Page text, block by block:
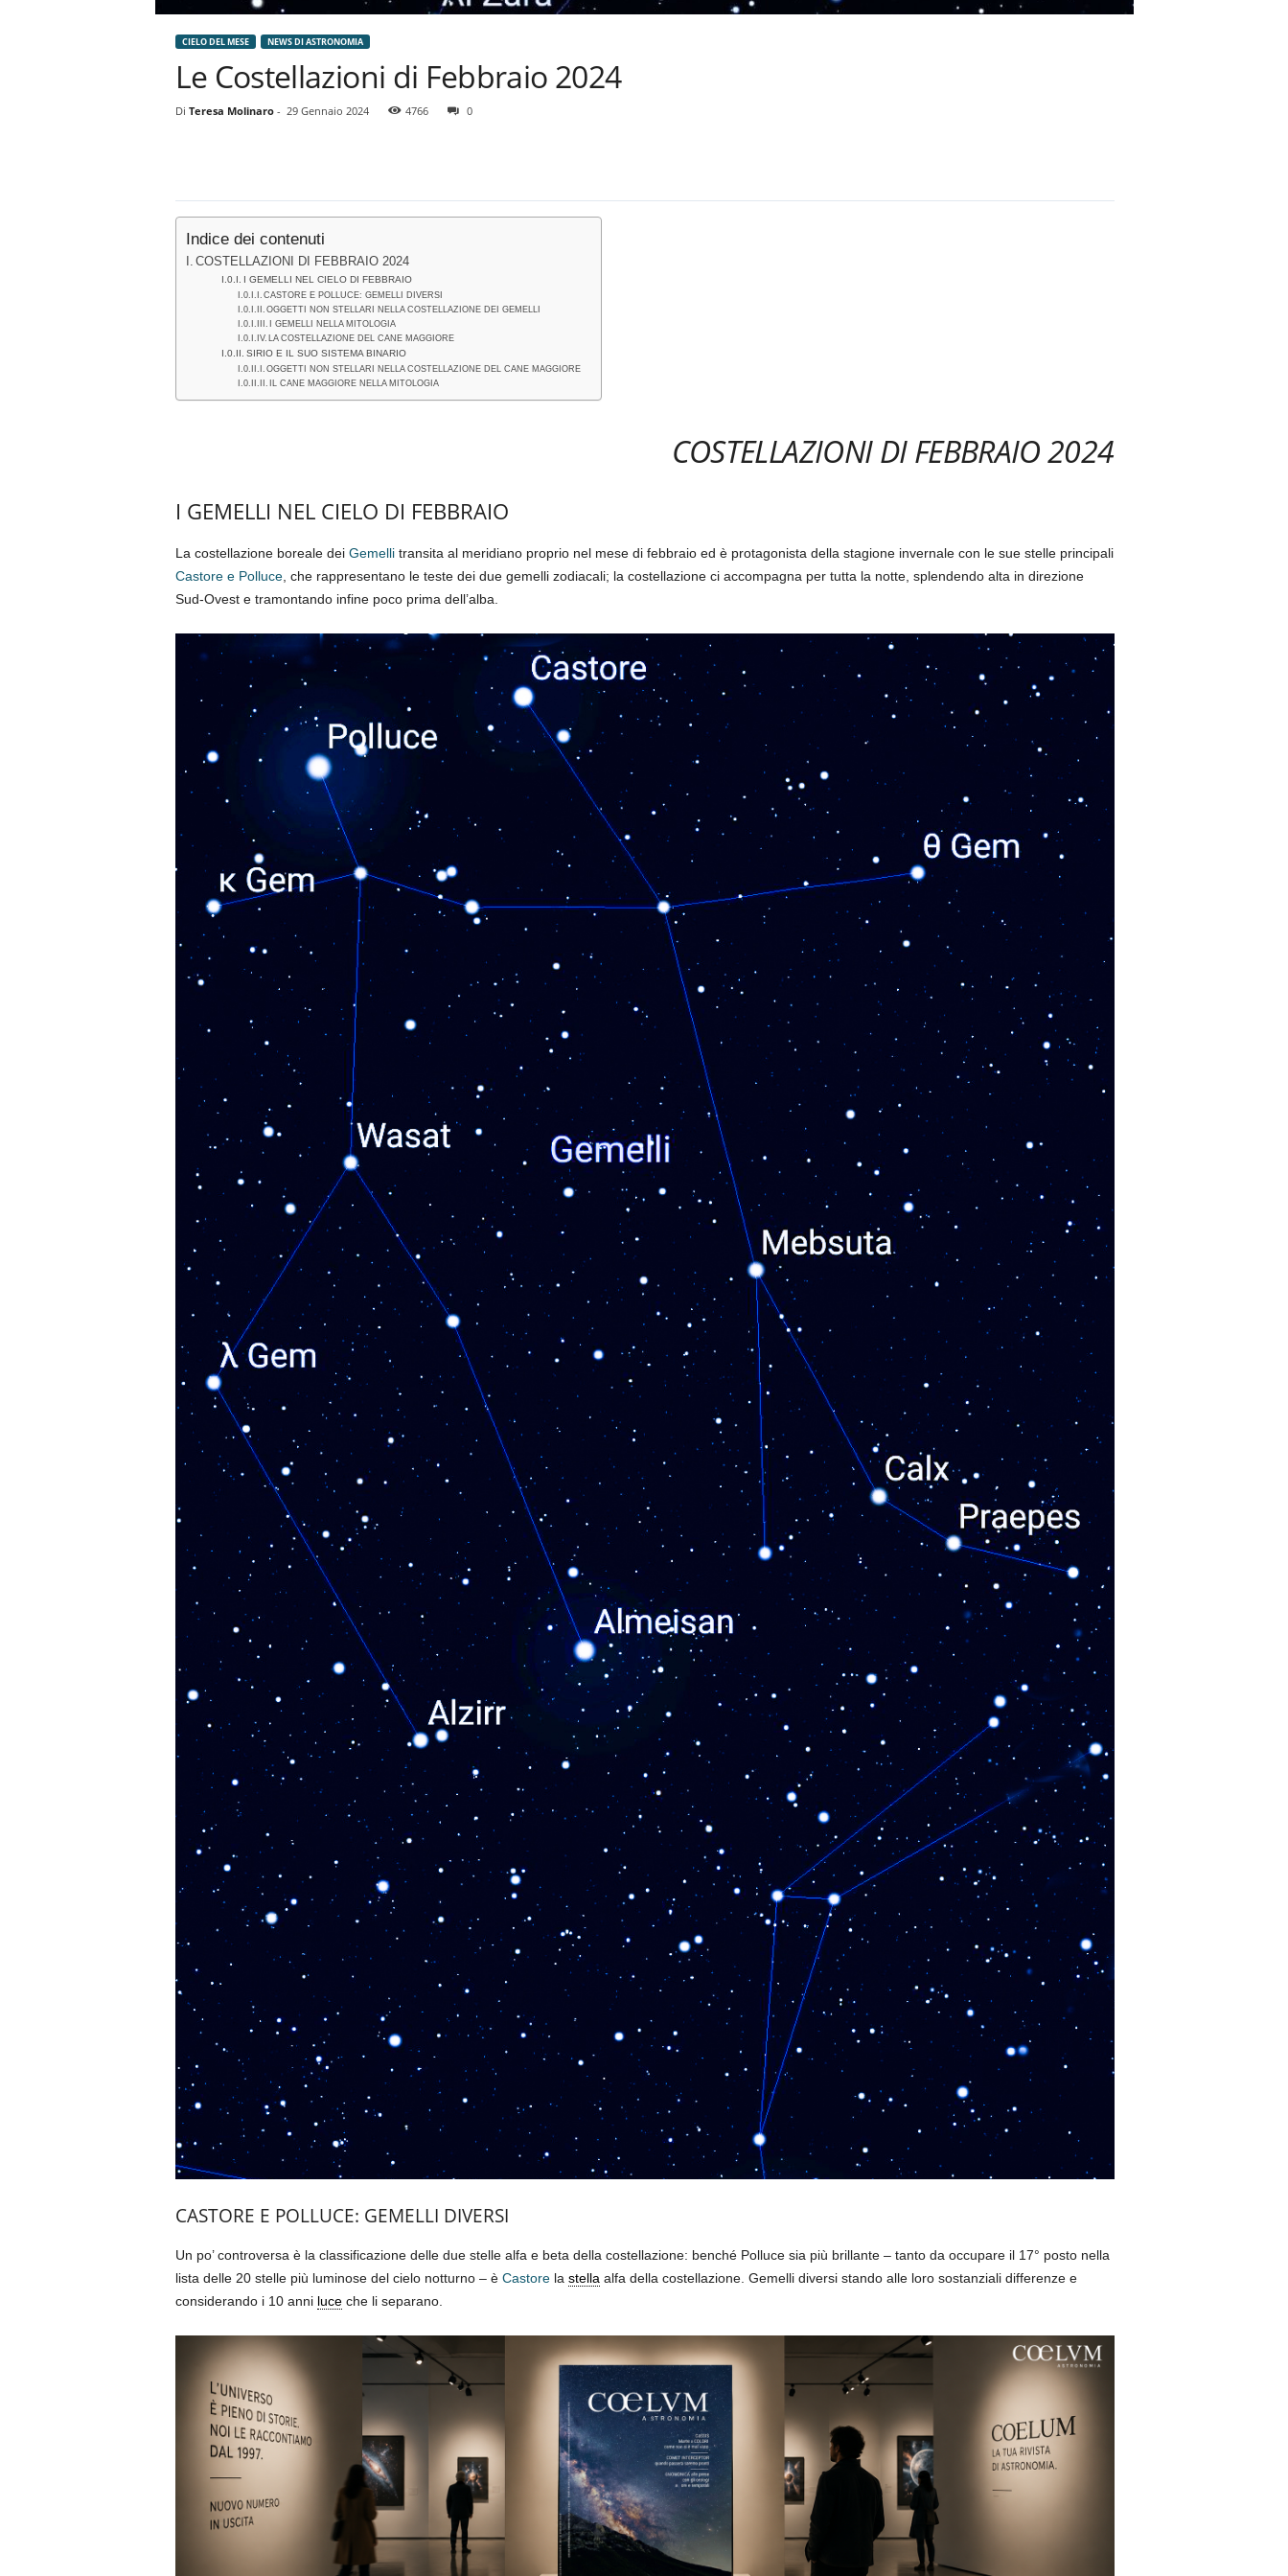
CIELO DEL MESE NEWS DI ASTRONOMIA
Le Costellazioni di Febbraio 2024
Di Teresa Molinaro- 29 Gennaio 2024 4766 0
Indice dei contenuti
COSTELLAZIONI DI FEBBRAIO 2024
I GEMELLI NEL CIELO DI FEBBRAIO
CASTORE E POLLUCE: GEMELLI DIVERSI
OGGETTI NON STELLARI NELLA COSTELLAZIONE DEI GEMELLI
I GEMELLI NELLA MITOLOGIA
LA COSTELLAZIONE DEL CANE MAGGIORE
SIRIO E IL SUO SISTEMA BINARIO
OGGETTI NON STELLARI NELLA COSTELLAZIONE DEL CANE MAGGIORE
IL CANE MAGGIORE NELLA MITOLOGIA
COSTELLAZIONI DI FEBBRAIO 2024
I GEMELLI NEL CIELO DI FEBBRAIO
La costellazione boreale dei Gemellitransita al meridiano proprio nel mese di febbraio ed è protagonista della stagione invernale con le sue stelle principali
Castore e Polluce, che rappresentano le teste dei due gemelli zodiacali; la costellazione ci accompagna per tutta la notte, splendendo alta in direzione
Sud-Ovest e tramontando infine poco prima dell’alba.
CASTORE E POLLUCE: GEMELLI DIVERSI
Un po’ controversa è la classificazione delle due stelle alfa e beta della costellazione: benché Polluce sia più brillante – tanto da occupare il 17° posto nella
lista delle 20 stelle più luminose del cielo notturno – è Castorela stellaalfa della costellazione. Gemelli diversi stando alle loro sostanziali differenze e
considerando i 10 anni luceche li separano.